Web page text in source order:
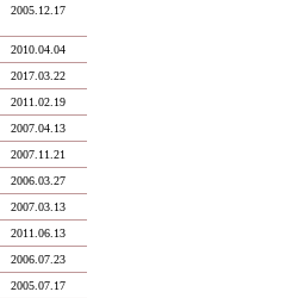
2005.12.17
2010.04.04
2017.03.22
2011.02.19
2007.04.13
2007.11.21
2006.03.27
2007.03.13
2011.06.13
2006.07.23
2005.07.17